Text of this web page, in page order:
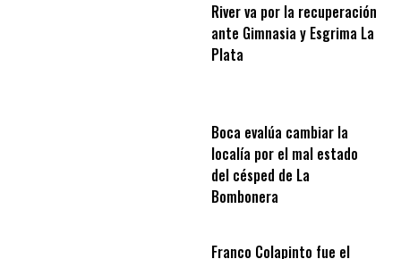
River va por la recuperación
ante Gimnasia y Esgrima La
Plata
Boca evalúa cambiar la
localía por el mal estado
del césped de La
Bombonera
Franco Colapinto fue el